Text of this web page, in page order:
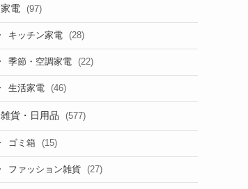
家電 (97)
キッチン家電 (28)
季節・空調家電 (22)
生活家電 (46)
雑貨・日用品 (577)
ゴミ箱 (15)
ファッション雑貨 (27)